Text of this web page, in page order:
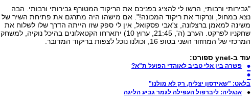
"גבירותי ורבותי, הרשו לי להציג בפניכם את הריקוד המטורף גבירותי ורבותי. הבה
נצא במחול, ונרקוד את ריקוד המכונה!". אם מישהו היה מתרגם את פתיחת השיר של
משינה למאמן ברצלונה, צ'אבי פסקואל, אין לי ספק שזו הייתה הדרך שלו לשלוח את
שחקניו לפרקט. הערב (ה', 21:45, ערוץ 10) יתארחו הקטאלונים בהיכל נוקיה, למשחק
המרכזי של המחזור השני בטופ 16, וכולנו נוכל לצפות בריקוד המדובר.
עוד ב-ynet ספורט:
פשרה בין אלי טביב לאוהדי הפועל ת"א?
בלאט: "שאידסון יצליח, רק לא מולנו"
אנגליה: ליברפול העפילה לגמר גביע הליגה